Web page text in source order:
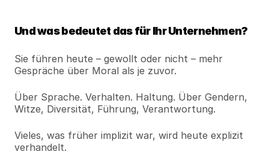
Und was bedeutet das für Ihr Unternehmen?
Sie führen heute – gewollt oder nicht – mehr
Gespräche über Moral als je zuvor.
Über Sprache. Verhalten. Haltung. Über Gendern,
Witze, Diversität, Führung, Verantwortung.
Vieles, was früher implizit war, wird heute explizit
verhandelt.